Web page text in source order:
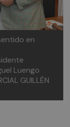
en
Luengo
GUILLÉN